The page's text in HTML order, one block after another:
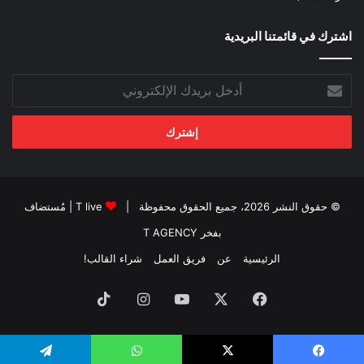
اشترك في قائمتنا البريدية
بريدك
الإلكتروني
© حقوق النشر 2026، جميع الحقوق محفوظة | T live | مُستضاف
بفخر T AGENCY
الرئيسية
عن فريق العمل شراء القالب!
فيسبوك ‫YouTubeانستقرام